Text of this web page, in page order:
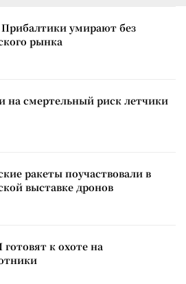
умирают без
рынка
на смертельный риск летчики
ракеты поучаствовали в
выставке дронов
готовят к охоте на